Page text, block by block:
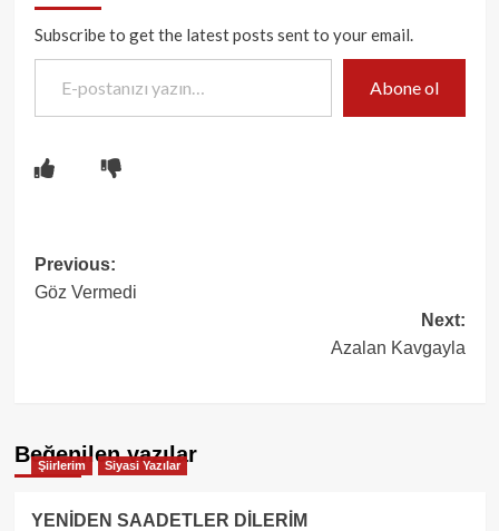
Subscribe to get the latest posts sent to your email.
E-postanızı yazın…
Abone ol
Post
navigation
Previous:
Göz Vermedi
Next:
Azalan Kavgayla
Beğenilen yazılar
Şiirlerim Siyasi Yazılar
YENİDEN SAADETLER DİLERİM